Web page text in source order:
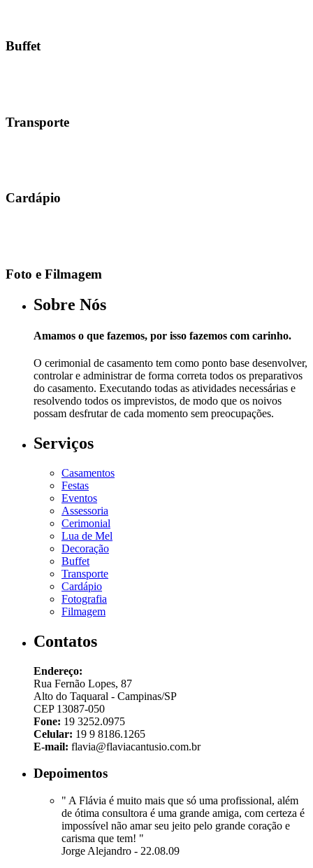
Buffet
Transporte
Cardápio
Foto e Filmagem
Sobre Nós
Amamos o que fazemos, por isso fazemos com carinho.
O cerimonial de casamento tem como ponto base desenvolver,
controlar e administrar de forma correta todos os preparativos
do casamento. Executando todas as atividades necessárias e
resolvendo todos os imprevistos, de modo que os noivos
possam desfrutar de cada momento sem preocupações.
Serviços
Casamentos
Festas
Eventos
Assessoria
Cerimonial
Lua de Mel
Decoração
Buffet
Transporte
Cardápio
Fotografia
Filmagem
Contatos
Endereço:
Rua Fernão Lopes, 87
Alto do Taquaral - Campinas/SP
CEP 13087-050
Fone: 19 3252.0975
Celular: 19 9 8186.1265
E-mail: flavia@flaviacantusio.com.br
Depoimentos
" A Flávia é muito mais que só uma profissional, além
de ótima consultora é uma grande amiga, com certeza é
impossível não amar seu jeito pelo grande coração e
carisma que tem! "
Jorge Alejandro - 22.08.09